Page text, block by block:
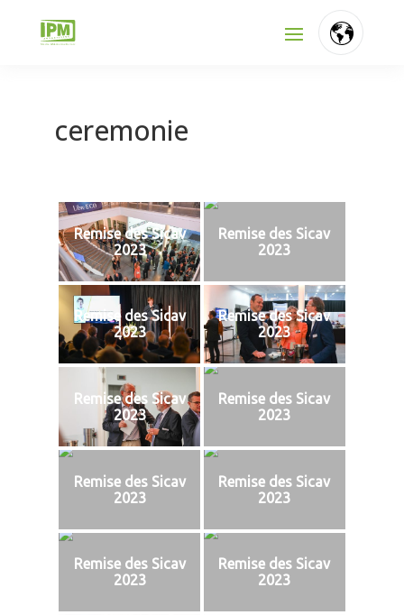
ceremonie
Remise des Sicav
2023
Remise des Sicav
2023
Remise des Sicav
2023
Remise des Sicav
2023
Remise des Sicav
2023
Remise des Sicav
2023
Remise des Sicav
2023
Remise des Sicav
2023
Remise des Sicav
2023
Remise des Sicav
2023